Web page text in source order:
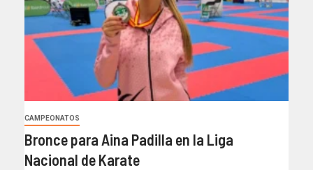
CAMPEONATOS
Bronce para Aina Padilla en la Liga
Nacional de Karate